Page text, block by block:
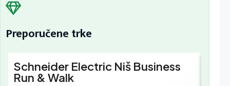
Preporučene trke
Schneider Electric Niš Business
Run & Walk